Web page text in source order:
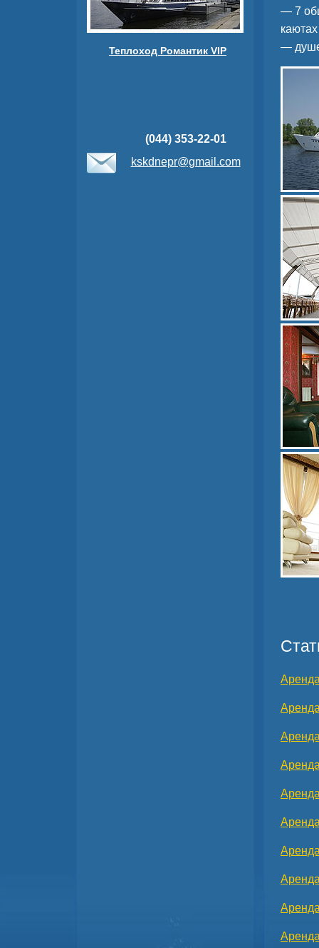
Теплоход Романтик VIP
(044) 353-22-01
kskdnepr@gmail.com
— 7
каютах
—